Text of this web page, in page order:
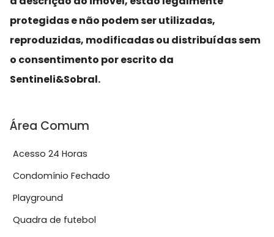
protegidas e não podem ser utilizadas,
reproduzidas, modificadas ou distribuídas sem
o consentimento por escrito da
Sentineli&Sobral.
Área Comum
Acesso 24 Horas
Condomínio Fechado
Playground
Quadra de futebol